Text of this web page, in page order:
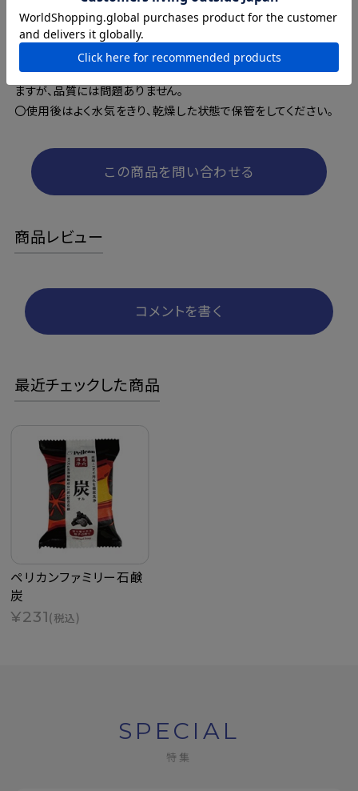
感が残る場合は眼科医にご相談ください。
〇極端に高温または低温の場所、直射日光のあたる場所や乳幼
児の手の届く場所には保管しないでください。
〇植物由来成分配合のため、色や香りに変化が生じることがあり
ますが、品質には問題ありません。
〇使用後はよく水気をきり、乾燥した状態で保管をしてください。
この商品を問い合わせる
商品レビュー
コメントを書く
最近チェックした商品
ペリカンファミリー石鹸
炭
¥231(税込)
SPECIAL
特集